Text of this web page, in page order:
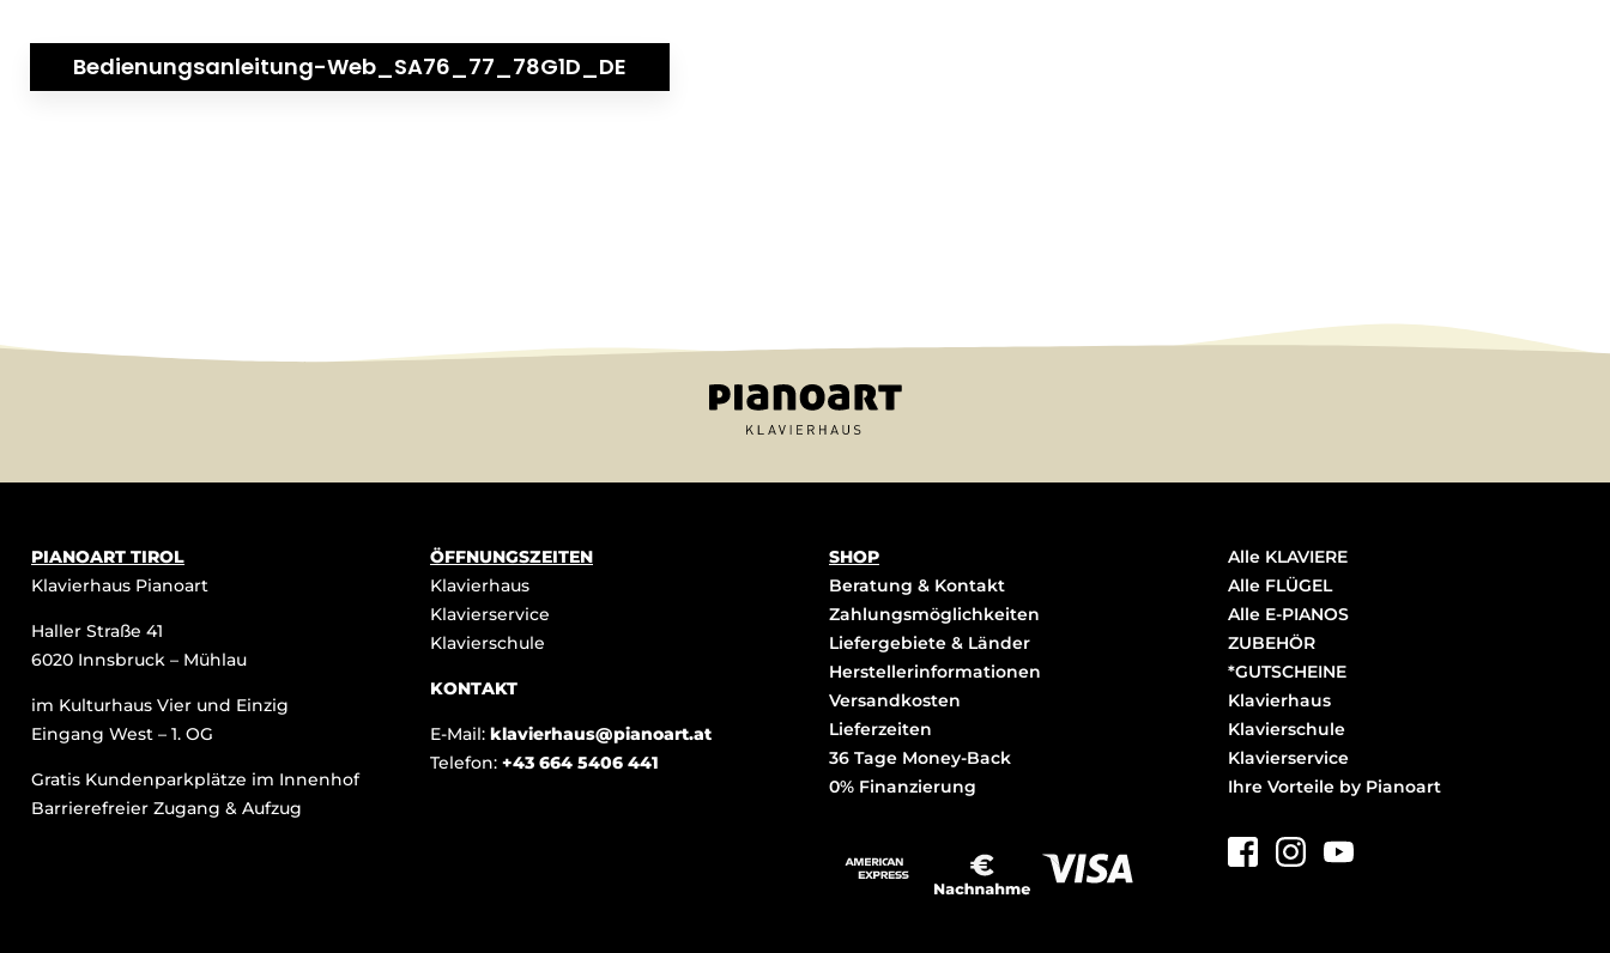
Bedienungsanleitung-Web_SA76_77_78G1D_DE
PIANOART TIROL
Klavierhaus Pianoart
Haller Straße 41
6020 Innsbruck – Mühlau
im Kulturhaus Vier und Einzig
Eingang West – 1. OG
Gratis Kundenparkplätze im Innenhof
Barrierefreier Zugang & Aufzug
ÖFFNUNGSZEITEN
Klavierhaus
Klavierservice
Klavierschule
KONTAKT
E-Mail: klavierhaus@pianoart.at
Telefon: +43 664 5406 441
SHOP
Beratung & Kontakt
Zahlungsmöglichkeiten
Liefergebiete & Länder
Herstellerinformationen
Versandkosten
Lieferzeiten
36 Tage Money-Back
0% Finanzierung
Alle KLAVIERE
Alle FLÜGEL
Alle E-PIANOS
ZUBEHÖR
*GUTSCHEINE
Klavierhaus
Klavierschule
Klavierservice
Ihre Vorteile by Pianoart